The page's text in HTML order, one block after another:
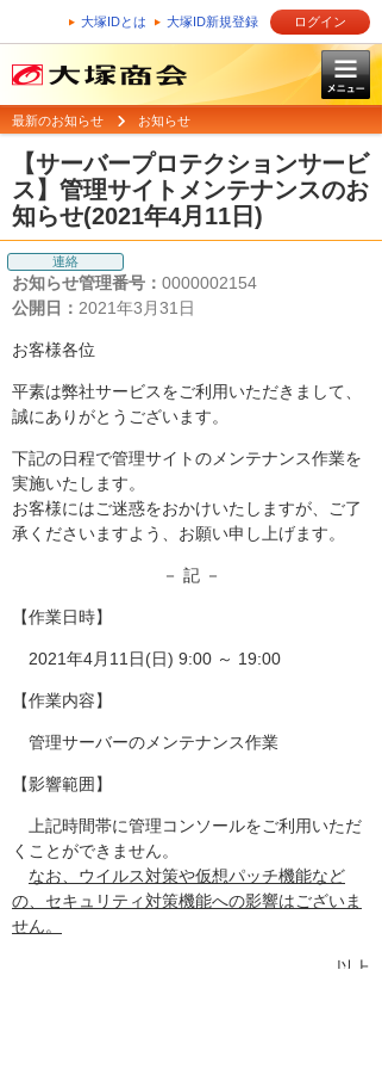
大塚IDとは 大塚ID新規登録 ログイン
最新のお知らせ お知らせ
【サーバープロテクションサービ
ス】管理サイトメンテナンスのお
知らせ(2021年4月11日)
連絡
お知らせ管理番号： 0000002154
公開日： 2021年3月31日
お客様各位
平素は弊社サービスをご利用いただきまして、
誠にありがとうございます。
下記の日程で管理サイトのメンテナンス作業を
実施いたします。
お客様にはご迷惑をおかけいたしますが、ご了
承くださいますよう、お願い申し上げます。
－ 記 －
【作業日時】
2021年4月11日(日) 9:00 ～ 19:00
【作業内容】
管理サーバーのメンテナンス作業
【影響範囲】
上記時間帯に管理コンソールをご利用いただ
くことができません。
なお、ウイルス対策や仮想パッチ機能など
の、セキュリティ対策機能への影響はございま
せん。
以上